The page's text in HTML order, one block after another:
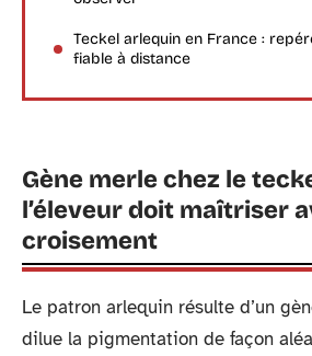
Teckel arlequin en France :
fiable à distance
Gène merle chez le
l’éleveur doit maîtriser
croisement
Le patron arlequin résulte d’un
dilue la pigmentation de façon